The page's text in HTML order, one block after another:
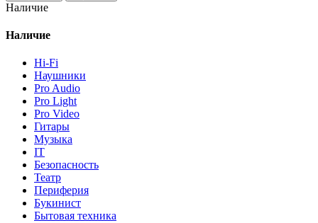
Наличие
Наличие
Hi-Fi
Наушники
Pro Audio
Pro Light
Pro Video
Гитары
Музыка
IT
Безопасность
Театр
Периферия
Букинист
Бытовая техника